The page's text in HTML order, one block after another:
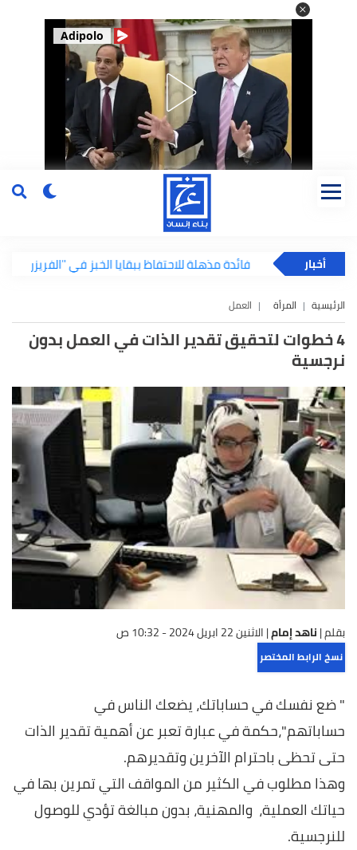
Adipolo
أخبار فائدة مذهلة للاحتفاظ ببقايا الخبز في "الفريزر"
الرئيسية المرأة العمل
4 خطوات لتحقيق تقدير الذات في العمل بدون
نرجسية
بقلم |ناهد إمام|الاثنين 22 ابريل 2024 - 10:32 ص
نسخ الرابط المختصر
" ضع نفسك في حساباتك، يضعك الناس في
حساباتهم"،حكمة في عبارة تعبر عن أهمية تقدير الذات
حتى تحظى باحترام الآخرين وتقديرهم.
وهذا مطلوب في الكثير من المواقف التي تمرين بها في
حياتك العملية، والمهنية، بدون مبالغة تؤدي للوصول
للنرجسية.